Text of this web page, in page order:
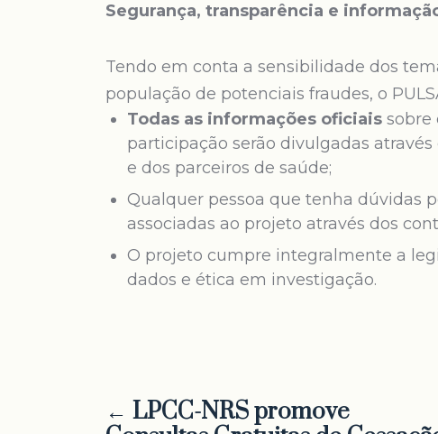
Segurança, transparência e
Tendo em conta a sensibilidade dos
população de potenciais fraudes, o
Todas as informações oficiais sobre
participação serão divulgadas através
e dos parceiros de saúde;
Qualquer pessoa que tenha dúvidas
associadas ao projeto através dos
O projeto cumpre integralmente a
dados e ética em investigação.
← LPCC-NRS promove